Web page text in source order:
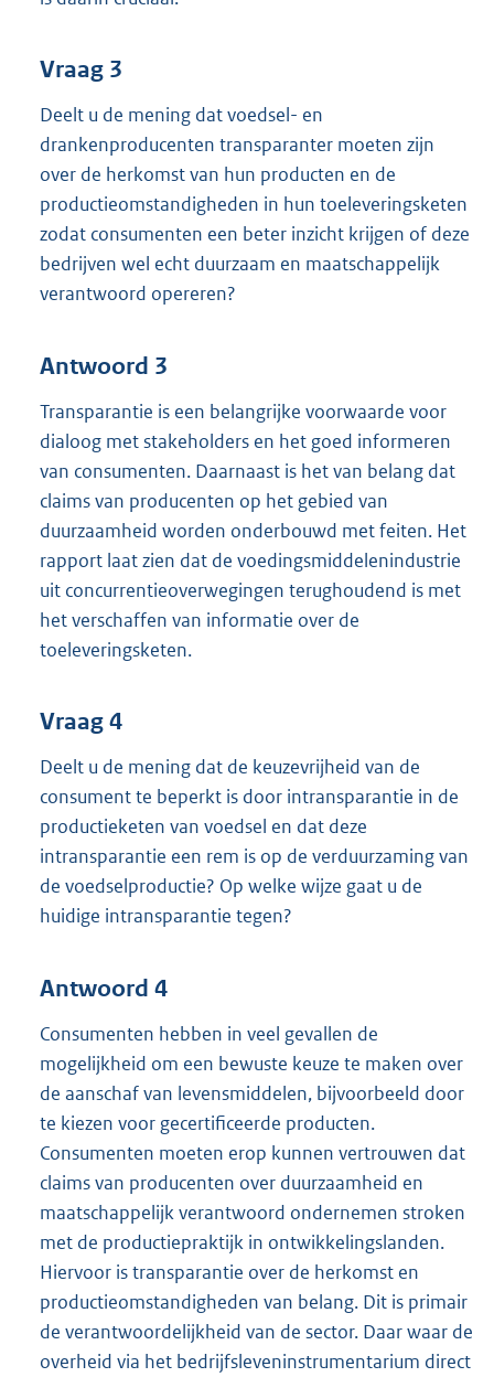
Vraag 3
Deelt u de mening dat voedsel- en
drankenproducenten transparanter moeten zijn
over de herkomst van hun producten en de
productieomstandigheden in hun toeleveringsketen
zodat consumenten een beter inzicht krijgen of deze
bedrijven wel echt duurzaam en maatschappelijk
verantwoord opereren?
Antwoord 3
Transparantie is een belangrijke voorwaarde voor
dialoog met stakeholders en het goed informeren
van consumenten. Daarnaast is het van belang dat
claims van producenten op het gebied van
duurzaamheid worden onderbouwd met feiten. Het
rapport laat zien dat de voedingsmiddelenindustrie
uit concurrentieoverwegingen terughoudend is met
het verschaffen van informatie over de
toeleveringsketen.
Vraag 4
Deelt u de mening dat de keuzevrijheid van de
consument te beperkt is door intransparantie in de
productieketen van voedsel en dat deze
intransparantie een rem is op de verduurzaming van
de voedselproductie? Op welke wijze gaat u de
huidige intransparantie tegen?
Antwoord 4
Consumenten hebben in veel gevallen de
mogelijkheid om een bewuste keuze te maken over
de aanschaf van levensmiddelen, bijvoorbeeld door
te kiezen voor gecertificeerde producten.
Consumenten moeten erop kunnen vertrouwen dat
claims van producenten over duurzaamheid en
maatschappelijk verantwoord ondernemen stroken
met de productiepraktijk in ontwikkelingslanden.
Hiervoor is transparantie over de herkomst en
productieomstandigheden van belang. Dit is primair
de verantwoordelijkheid van de sector. Daar waar de
overheid via het bedrijfsleveninstrumentarium direct